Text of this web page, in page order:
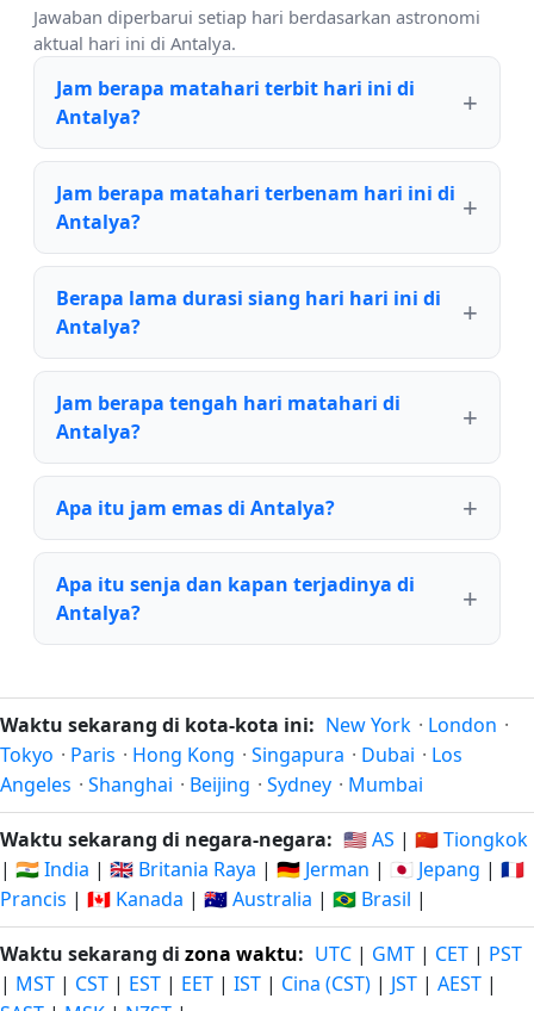
Jawaban diperbarui setiap hari berdasarkan astronomi
aktual hari ini di Antalya.
Jam berapa matahari terbit hari ini di
Antalya?
Jam berapa matahari terbenam hari ini di
Antalya?
Berapa lama durasi siang hari hari ini di
Antalya?
Jam berapa tengah hari matahari di
Antalya?
Apa itu jam emas di Antalya?
Apa itu senja dan kapan terjadinya di
Antalya?
Waktu sekarang di kota-kota ini: New York · London ·
Tokyo · Paris · Hong Kong · Singapura · Dubai · Los
Angeles · Shanghai · Beijing · Sydney · Mumbai
Waktu sekarang di negara-negara: 🇺🇸 AS | 🇨🇳 Tiongkok
| 🇮🇳 India | 🇬🇧 Britania Raya | 🇩🇪 Jerman | 🇯🇵 Jepang | 🇫🇷
Prancis | 🇨🇦 Kanada | 🇦🇺 Australia | 🇧🇷 Brasil |
Waktu sekarang di zona waktu: UTC | GMT | CET | PST
| MST | CST | EST | EET | IST | Cina (CST) | JST | AEST |